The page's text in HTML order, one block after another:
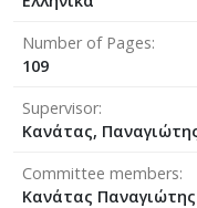
Number of Pages
109
Supervisor
Κανάτας,
Committee members
Κανάτας Παναγιώτης